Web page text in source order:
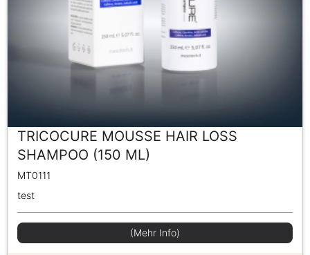
TRICOCURE MOUSSE HAIR LOSS
SHAMPOO (150 ML)
MT0111
test
(Mehr Info)